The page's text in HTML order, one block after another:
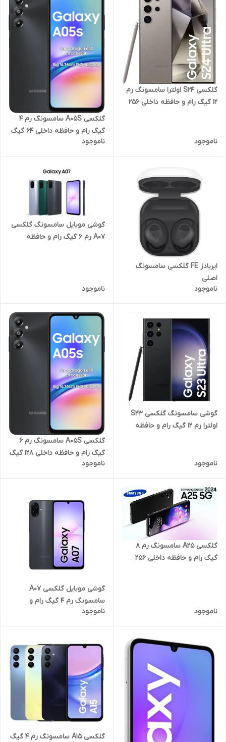
گلکسی S24 اولترا سامسونگ رم
12 گیگ رام و حافظه داخلی 256
ناموجود
گلکسی A05S سامسونگ رم 4
گیگ رام و حافظه داخلی 64 گیگ
ناموجود
ایربادز FE گلکسی سامسونگ
اصلی
ناموجود
گوشی موبایل سامسونگ گلکسی
A07 رم 6 گیگ رام و حافظه
ناموجود
گوشی سامسونگ گلکسی S23
اولترا رم 12 گیگ رام و حافظه
ناموجود
گلکسی A05S سامسونگ رم 6
گیگ رام و حافظه داخلی 128 گیگ
ناموجود
گلکسی A25 سامسونگ رم 8
گیگ رام و حافظه داخلی 256
ناموجود
گوشی موبایل گلکسی A07
سامسونگ رم 4 گیگ رام و
حافظه داخلی 128 گیگ چین
ناموجود
گلکسی A15 سامسونگ رم 4 گیگ